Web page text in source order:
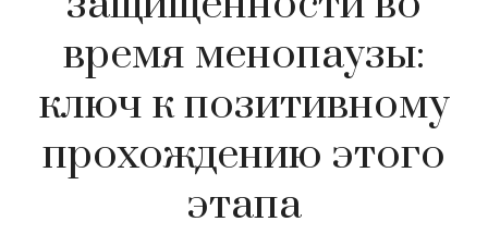
время менопаузы:
ключ к позитивному
прохождению этого
этапа